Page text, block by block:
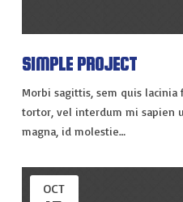
SIMPLE PROJECT
Morbi sagittis, sem quis lacinia
tortor, vel interdum mi sapien
magna, id molestie…
OCT